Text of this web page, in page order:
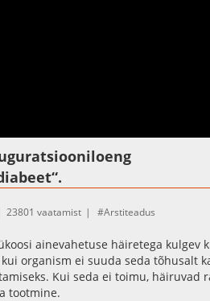
23801 vaatamist Arstiteadus
ainevahetuse häiretega kulgev
organism ei suuda seda tõhusalt
Kui seda ei toimu, häiruvad
tootmine.